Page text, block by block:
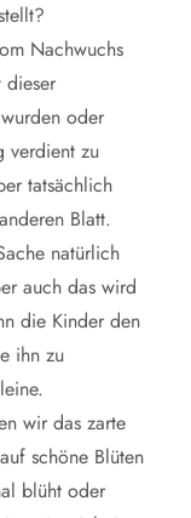
Nachwuchs
dieser
oder
verdient zu
tatsächlich
Blatt.
natürlich
auch das wird
die Kinder den
ihn zu
wir das zarte
schöne Blüten
blüht oder